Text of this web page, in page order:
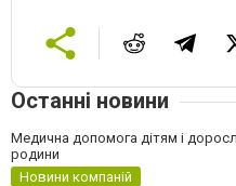
Останні новини
Медична допомога дітям і
родини
Новини компаній